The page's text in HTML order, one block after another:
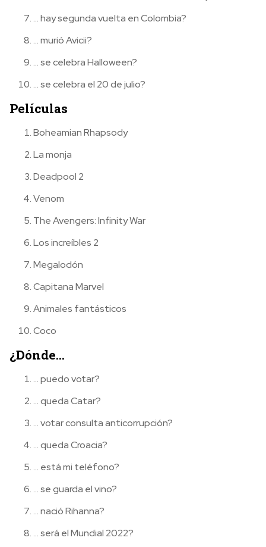
… hay segunda vuelta en Colombia?
… murió Avicii?
… se celebra Halloween?
… se celebra el 20 de julio?
Películas
Boheamian Rhapsody
La monja
Deadpool 2
Venom
The Avengers: Infinity War
Los increíbles 2
Megalodón
Capitana Marvel
Animales fantásticos
Coco
¿Dónde…
… puedo votar?
… queda Catar?
… votar consulta anticorrupción?
… queda Croacia?
… está mi teléfono?
… se guarda el vino?
… nació Rihanna?
… será el Mundial 2022?